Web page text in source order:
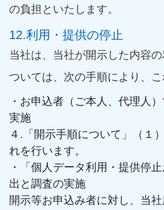
の負担といたします。
12.利用・提供の停止
当社は、当社が開示した内容
ついては、次の手順により、こ
・お申込者（ご本人、代理人
実施
４.「開示手順について」（１
れを行います。
・「個人データ利用・提供停
出と調査の実施
開示等お申込み者に対し、当